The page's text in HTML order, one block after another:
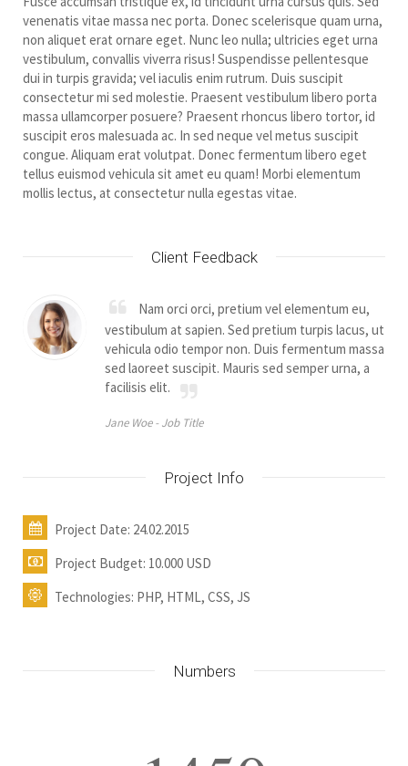
venenatis vitae massa nec porta. Donec scelerisque quam urna,
non aliquet erat ornare eget. Nunc leo nulla; ultricies eget urna
vestibulum, convallis viverra risus! Suspendisse pellentesque
dui in turpis gravida; vel iaculis enim rutrum. Duis suscipit
consectetur mi sed molestie. Praesent vestibulum libero porta
massa ullamcorper posuere? Praesent rhoncus libero tortor, id
suscipit eros malesuada ac. In sed neque vel metus suscipit
congue. Aliquam erat volutpat. Donec fermentum libero eget
tellus euismod vehicula sit amet eu quam! Morbi elementum
mollis lectus, at consectetur nulla egestas vitae.
Client Feedback
Nam orci orci, pretium vel elementum eu,
vestibulum at sapien. Sed pretium turpis lacus, ut
vehicula odio tempor non. Duis fermentum massa
sed laoreet suscipit. Mauris sed semper urna, a
facilisis elit.
Jane Woe -Job Title
Project Info
Project Date: 24.02.2015
Project Budget: 10.000 USD
Technologies: PHP, HTML, CSS, JS
Numbers